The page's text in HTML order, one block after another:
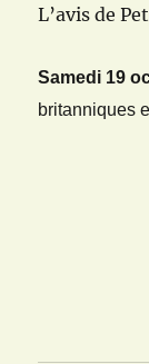
L’avis de
Samedi 19
britanniques